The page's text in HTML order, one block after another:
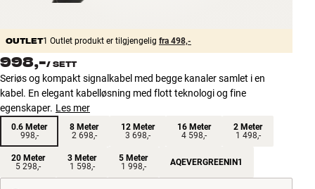
Logg inn
Kundeservice
Bygg med lyd
OUTLET1 Outlet produkt er tilgjengelig fra 498,-
998,-/ SETT
Seriøs og kompakt signalkabel med begge kanaler samlet i en
kabel. En elegant kabelløsning med flott teknologi og fine
egenskaper. Les mer
0.6 Meter
998,-
8 Meter
2 698,-
12 Meter
3 698,-
16 Meter
4 598,-
2 Meter
1 498,-
20 Meter
5 298,-
3 Meter
1 598,-
5 Meter
1 998,-
AQEVERGREENIN1